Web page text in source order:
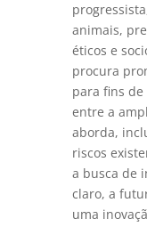
animais,
éticos e
procura
para fins de
entre a
aborda,
riscos
a busca de
claro, a
uma